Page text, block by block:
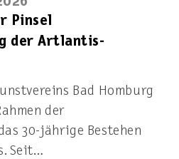
Pinsel
der Artlantis-
Bad Homburg
der
30-jährige Bestehen
Seit…